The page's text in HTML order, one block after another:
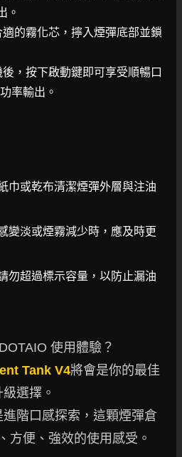
。
適的霧化芯，擰入煙彈底部並鎖
，按下啟動鍵即可享受順暢口
率輸出。
巾或乾布清潔煙彈外層與注油
變淡或煙霧減少時，應及時更
勿超過標示容量，以防止漏油
使用體驗？
Tank V4將會是你的最佳
級選擇。
階口感探索，這顆煙彈倉
方便、強效的使用感受。